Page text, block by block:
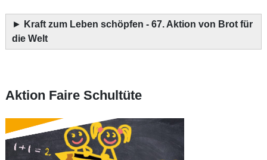
► Kraft zum Leben schöpfen - 67. Aktion von Brot für
die Welt
Aktion Faire Schultüte